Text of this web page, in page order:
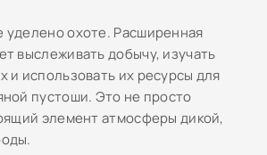
охоте. Расширенная
выслеживать добычу, изучать
и использовать их ресурсы для
пустоши. Это не просто
элемент атмосферы дикой,